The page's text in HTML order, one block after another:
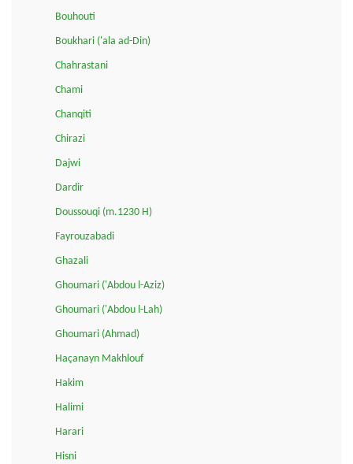
Bouhouti
Boukhari ('ala ad-Din)
Chahrastani
Chami
Chanqiti
Chirazi
Dajwi
Dardir
Doussouqi (m.1230 H)
Fayrouzabadi
Ghazali
Ghoumari ('Abdou l-Aziz)
Ghoumari ('Abdou l-Lah)
Ghoumari (Ahmad)
Haçanayn Makhlouf
Hakim
Halimi
Harari
Hisni